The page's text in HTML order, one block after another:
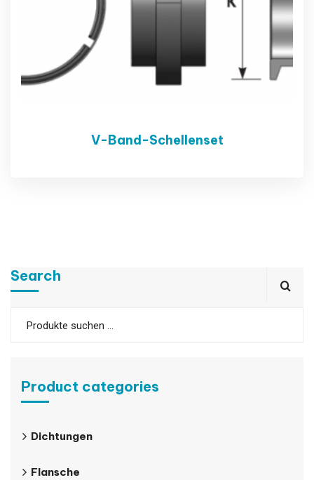
V-Band-Schellenset
Search
Product categories
Dichtungen
Flansche